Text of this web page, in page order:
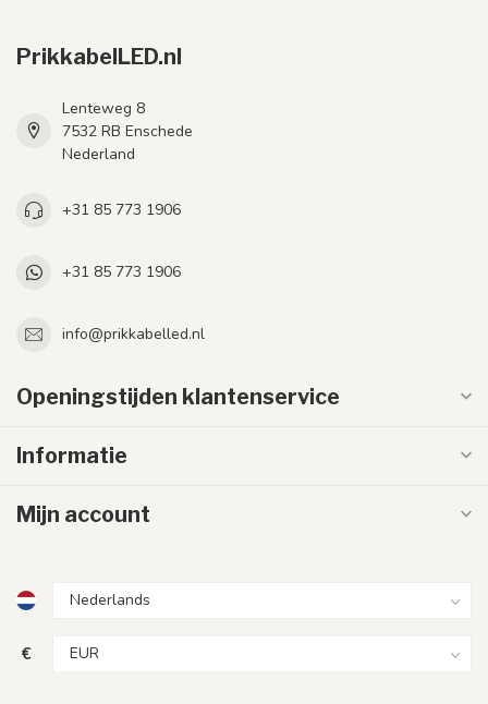
PrikkabelLED.nl
Lenteweg 8
7532 RB Enschede
Nederland
+31 85 773 1906
+31 85 773 1906
info@prikkabelled.nl
Openingstijden klantenservice
Informatie
Mijn account
€